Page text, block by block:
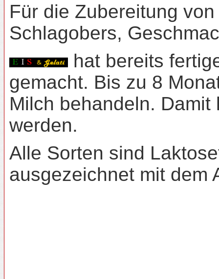
Für die Zubereitung
Schlagobers,
hat bereits
gemacht. Bis zu 8
Milch behandeln.
werden.
Alle Sorten sind
ausgezeichnet mit dem